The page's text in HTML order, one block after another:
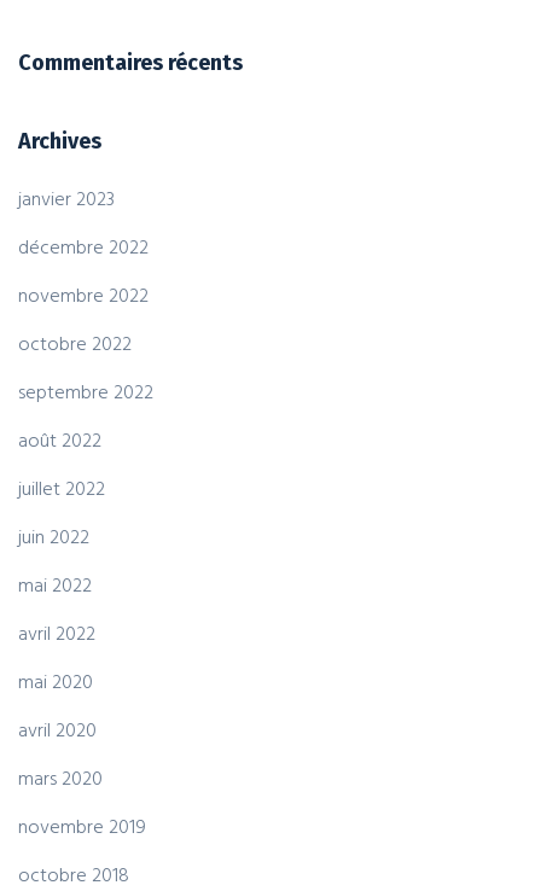
Commentaires récents
Archives
janvier 2023
décembre 2022
novembre 2022
octobre 2022
septembre 2022
août 2022
juillet 2022
juin 2022
mai 2022
avril 2022
mai 2020
avril 2020
mars 2020
novembre 2019
octobre 2018